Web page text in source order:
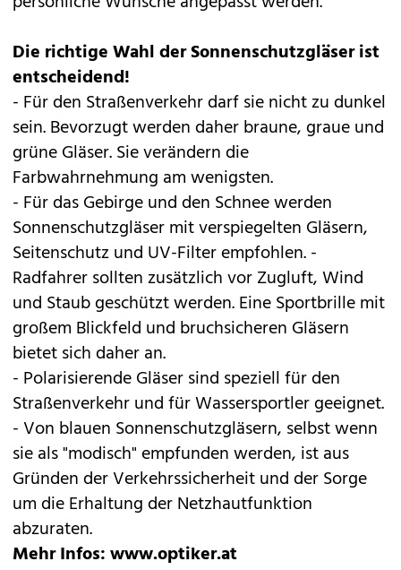
Die richtige Wahl der Sonnenschutzgläser ist
entscheidend!
- Für den Straßenverkehr darf sie nicht zu dunkel
sein. Bevorzugt werden daher braune, graue und
grüne Gläser. Sie verändern die
Farbwahrnehmung am wenigsten.
- Für das Gebirge und den Schnee werden
Sonnenschutzgläser mit verspiegelten Gläsern,
Seitenschutz und UV-Filter empfohlen. -
Radfahrer sollten zusätzlich vor Zugluft, Wind
und Staub geschützt werden. Eine Sportbrille mit
großem Blickfeld und bruchsicheren Gläsern
bietet sich daher an.
- Polarisierende Gläser sind speziell für den
Straßenverkehr und für Wassersportler geeignet.
- Von blauen Sonnenschutzgläsern, selbst wenn
sie als "modisch" empfunden werden, ist aus
Gründen der Verkehrssicherheit und der Sorge
um die Erhaltung der Netzhautfunktion
abzuraten.
Mehr Infos:www.optiker.at